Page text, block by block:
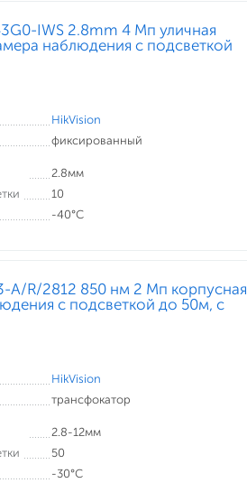
IWS 2.8mm 4 Мп уличная
наблюдения с подсветкой
HikVision
фиксированный
2.8мм
10
-40°С
A/R/2812 850 нм 2 Мп корпусная
с подсветкой до 50м, c
HikVision
трансфокатор
2.8-12мм
50
-30°С